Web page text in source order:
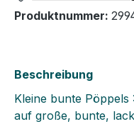
Produktnummer:
Beschreibung
Kleine bunte
auf große, bunte,